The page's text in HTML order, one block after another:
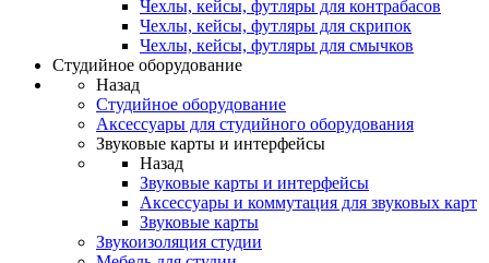
Чехлы, кейсы, футляры для контрабасов
Чехлы, кейсы, футляры для скрипок
Чехлы, кейсы, футляры для смычков
Студийное оборудование
Назад
Студийное оборудование
Аксессуары для студийного оборудования
Звуковые карты и интерфейсы
Назад
Звуковые карты и интерфейсы
Аксессуары и коммутация для звуковых карт
Звуковые карты
Звукоизоляция студии